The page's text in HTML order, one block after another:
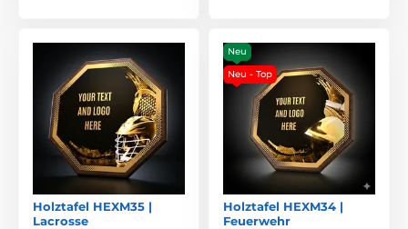
Holztafel HEXM35 |
Lacrosse
Neu
Neu - Top
Holztafel HEXM34 |
Feuerwehr